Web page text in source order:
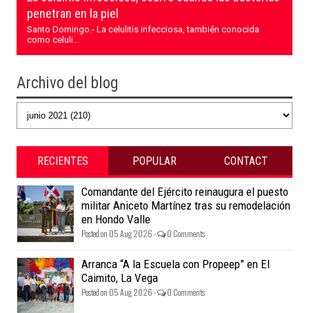
penetran en la piel
Santo Domingo.- La celulitis infecciosa, también conocida
como celuli...
Archivo del blog
RECIENTES POPULAR CONTACT
Comandante del Ejército reinaugura el puesto
militar Aniceto Martínez tras su remodelación
en Hondo Valle
Posted on 05 Aug 2026 - 0 Comments
Arranca “A la Escuela con Propeep” en El
Caimito, La Vega
Posted on 05 Aug 2026 - 0 Comments